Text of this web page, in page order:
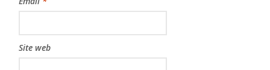
Site web